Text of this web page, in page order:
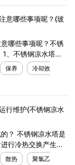
意哪些事项呢？(玻
哪些事项呢？不锈
、不锈钢凉水塔需
带是否正常，通常
的话，可利用调整
保养
冷却效
行维护(不锈钢凉水
塔是
行冷热交换产生蒸
蒸发散热、对流传
散热 聚氯乙